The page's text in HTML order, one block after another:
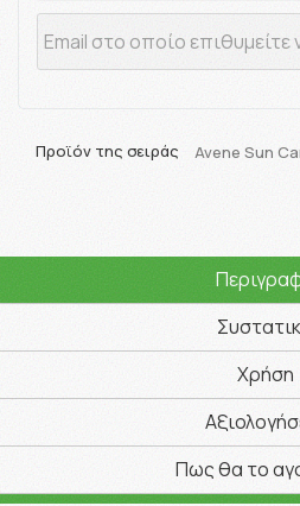
Προϊόν της σειράς Avene Sun
Χρήση
Πως θα το